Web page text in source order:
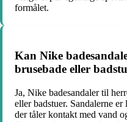
formålet.
Kan Nike
brusebade eller
Ja, Nike badesandaler til
eller badstuer. Sandalerne
der tåler kontakt med vand